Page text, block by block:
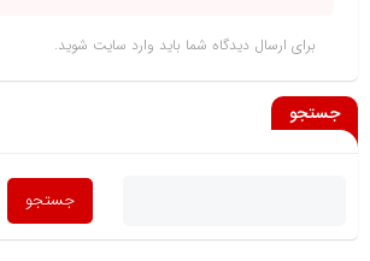
برای ارسال دیدگاه شما باید وارد سایت شوید.
جستجو